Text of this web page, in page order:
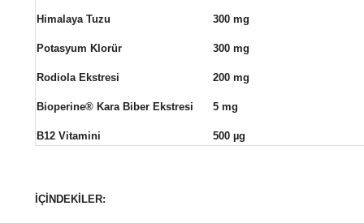
Himalaya Tuzu 300 mg
Potasyum Klorür 300 mg
Rodiola Ekstresi 200 mg
Bioperine® Kara Biber Ekstresi 5 mg
B12 Vitamini 500 µg
İÇİNDEKİLER: